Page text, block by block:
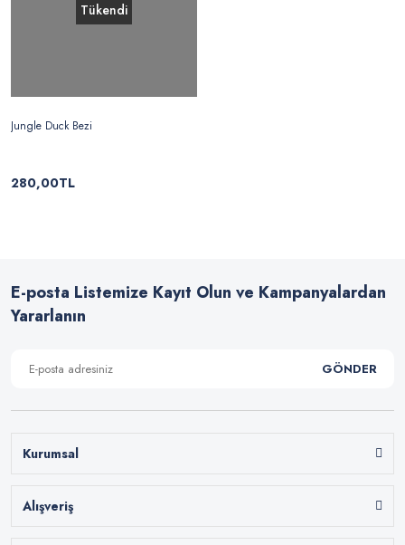
Tükendi
Jungle Duck Bezi
280,00TL
E-posta Listemize Kayıt Olun ve Kampanyalardan
Yararlanın
GÖNDER
Kurumsal
Alışveriş